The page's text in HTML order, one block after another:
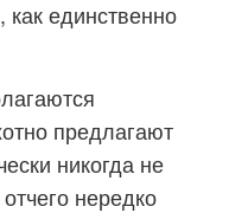
единственно
предлагают
никогда не
нередко